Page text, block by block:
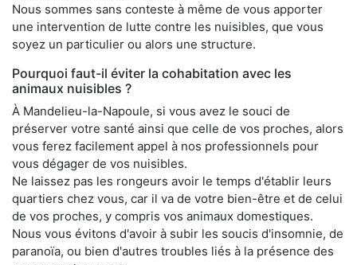
Nous sommes sans conteste à même de vous apporter
une intervention de lutte contre les nuisibles, que vous
soyez un particulier ou alors une structure.
Pourquoi faut-il éviter la cohabitation avec les
animaux nuisibles ?
À Mandelieu-la-Napoule, si vous avez le souci de
préserver votre santé ainsi que celle de vos proches, alors
vous ferez facilement appel à nos professionnels pour
vous dégager de vos nuisibles.
Ne laissez pas les rongeurs avoir le temps d'établir leurs
quartiers chez vous, car il va de votre bien-être et de celui
de vos proches, y compris vos animaux domestiques.
Nous vous évitons d'avoir à subir les soucis d'insomnie, de
paranoïa, ou bien d'autres troubles liés à la présence des